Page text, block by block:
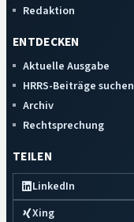
Redaktion
ENTDECKEN
Aktuelle Ausgabe
HRRS-Beiträge suchen
Archiv
Rechtsprechung
TEILEN
LinkedIn
Xing